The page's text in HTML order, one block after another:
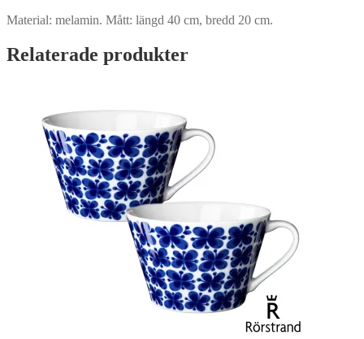
Material: melamin. Mått: längd 40 cm, bredd 20 cm.
Relaterade produkter